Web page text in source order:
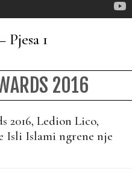
1
2016
2016, Ledion Lico,
Isli Islami ngrene nje